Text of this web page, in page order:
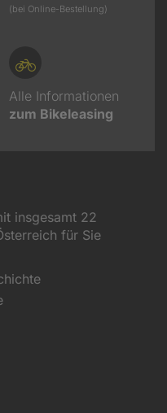
(bei Online-Bestellung)
Alle Informationen
zum Bikeleasing
insgesamt 22
für Sie